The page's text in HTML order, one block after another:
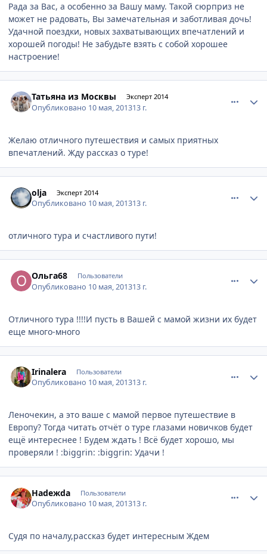
Рада за Вас, а особенно за Вашу маму. Такой сюрприз не
может не радовать, Вы замечательная и заботливая дочь!
Удачной поездки, новых захватывающих впечатлений и
хорошей погоды! Не забудьте взять с собой хорошее
настроение!
Татьяна из Москвы Эксперт 2014
Опубликовано 10 мая, 201313 г.
Желаю отличного путешествия и самых приятных
впечатлений. Жду рассказ о туре!
olja Эксперт 2014
Опубликовано 10 мая, 201313 г.
отличного тура и счастливого пути!
Ольга68 Пользователи
Опубликовано 10 мая, 201313 г.
Отличного тура !!!!И пусть в Вашей с мамой жизни их будет
еще много-много
Irinalera Пользователи
Опубликовано 10 мая, 201313 г.
Леночекин, а это ваше с мамой первое путешествие в
Европу? Тогда читать отчёт о туре глазами новичков будет
ещё интереснее ! Будем ждать ! Всё будет хорошо, мы
проверяли ! :biggrin: :biggrin: Удачи !
Наdежdа Пользователи
Опубликовано 10 мая, 201313 г.
Судя по началу,рассказ будет интересным Ждем